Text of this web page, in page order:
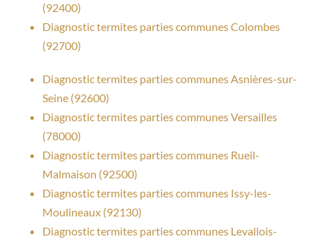
(92400)
Diagnostic termites parties communes Colombes
(92700)
Diagnostic termites parties communes Asnières-sur-
Seine (92600)
Diagnostic termites parties communes Versailles
(78000)
Diagnostic termites parties communes Rueil-
Malmaison (92500)
Diagnostic termites parties communes Issy-les-
Moulineaux (92130)
Diagnostic termites parties communes Levallois-